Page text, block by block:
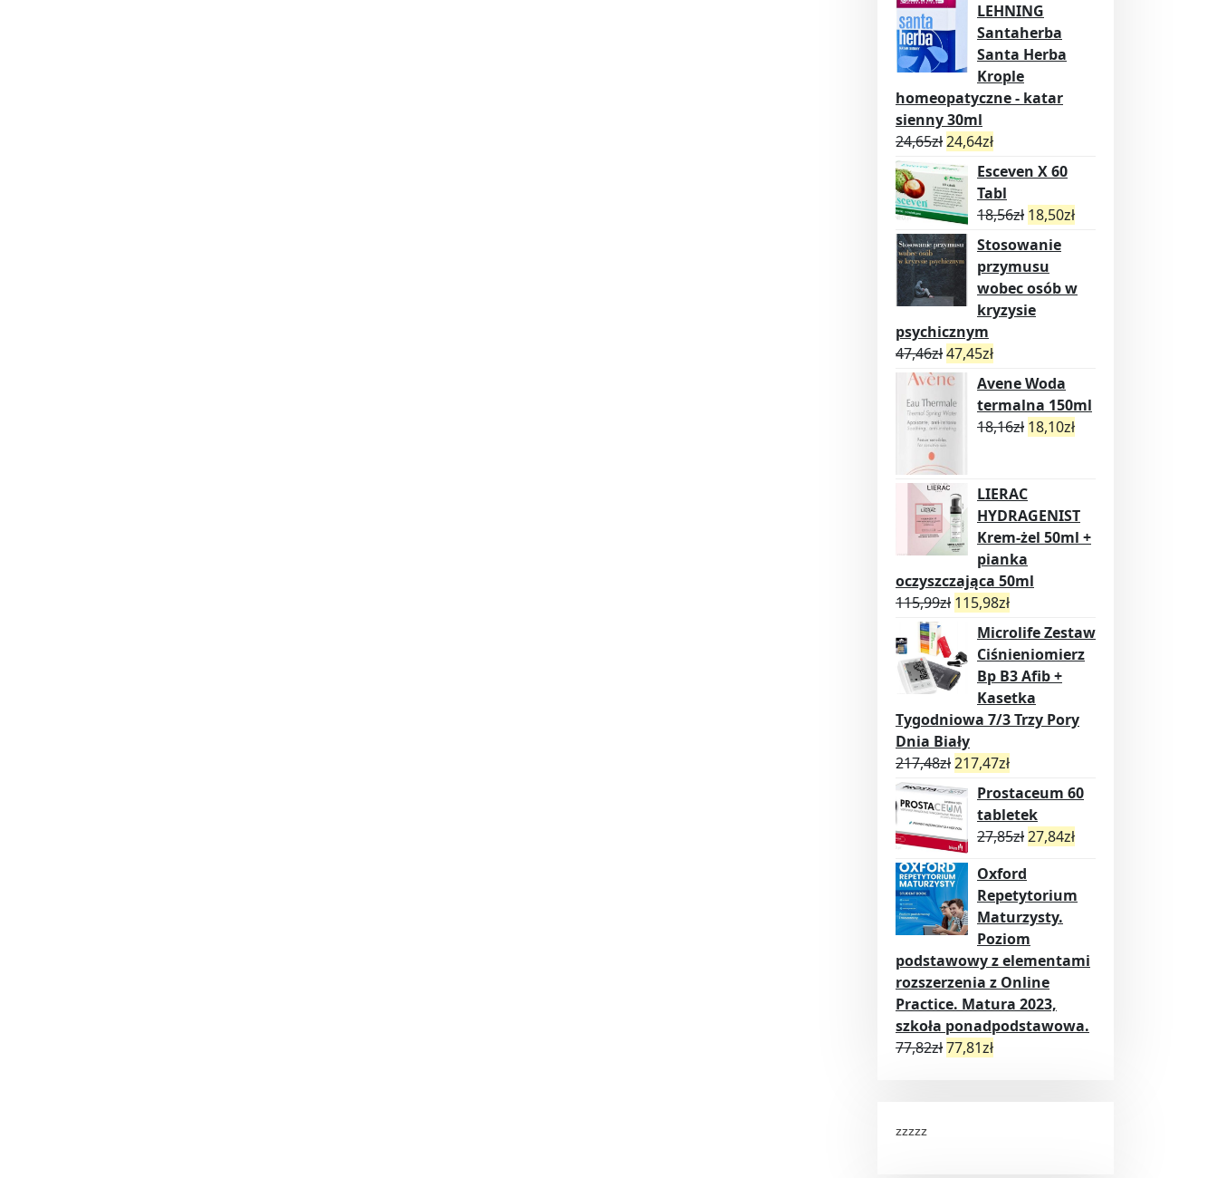
LEHNING
Santaherba
Santa Herba
Krople
homeopatyczne - katar
sienny 30ml
24,65zł24,64zł
Esceven X 60
Tabl
18,56zł 18,50zł
Stosowanie
przymusu
wobec osób w
kryzysie
psychicznym
47,46zł47,45zł
Avene Woda
termalna 150ml
18,16zł 18,10zł
LIERAC
HYDRAGENIST
Krem-żel 50ml +
pianka
oczyszczająca 50ml
115,99zł 115,98zł
Microlife Zestaw
Ciśnieniomierz
Bp B3 Afib +
Kasetka
Tygodniowa 7/3 Trzy Pory
Dnia Biały
217,48zł217,47zł
Prostaceum 60
tabletek
27,85zł27,84zł
Oxford
Repetytorium
Maturzysty.
Poziom
podstawowy z elementami
rozszerzenia z Online
Practice. Matura 2023,
szkoła ponadpodstawowa.
77,82zł77,81zł
zzzzz